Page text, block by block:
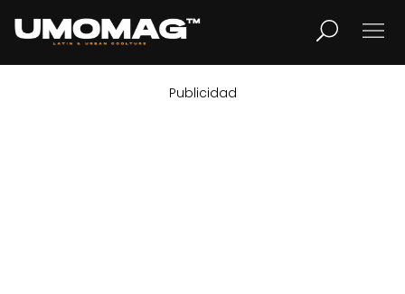
LIFESTYLE
Publicidad